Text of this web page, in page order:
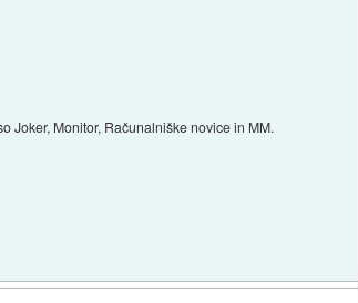
Joker, Monitor, Računalniške novice in MM.